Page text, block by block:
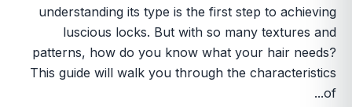
understanding its type is the first step to achieving
luscious locks. But with so many textures and
patterns, how do you know what your hair needs?
This guide will walk you through the characteristics
of...